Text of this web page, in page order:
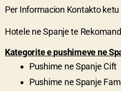
Per Informacion Kontakto ketu
Hotele neSpanjete
Kategorite e pushimeve ne
Pushime neSpanje Cift
Pushime neSpanje